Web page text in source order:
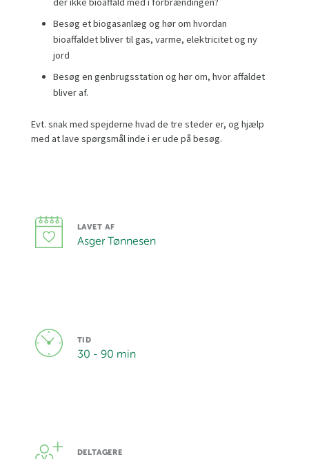
Besøg et biogasanlæg og hør om hvordan
bioaffaldet bliver til gas, varme, elektricitet og ny
jord
Besøg en genbrugsstation og hør om, hvor affaldet
bliver af.
Evt. snak med spejderne hvad de tre steder er, og hjælp
med at lave spørgsmål inde i er ude på besøg.
LAVET AF
Asger Tønnesen
TID
30 - 90 min
DELTAGERE